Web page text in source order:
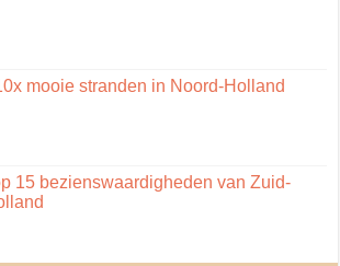
mooie stranden in Noord-Holland
15 bezienswaardigheden van Zuid-